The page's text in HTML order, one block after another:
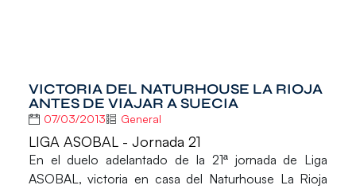
VICTORIA DEL NATURHOUSE LA RIOJA
ANTES DE VIAJAR A SUECIA
07/03/2013 General
LIGA ASOBAL - Jornada 21
En el duelo adelantado de la 21ª jornada de Liga
ASOBAL, victoria en casa del Naturhouse La Rioja